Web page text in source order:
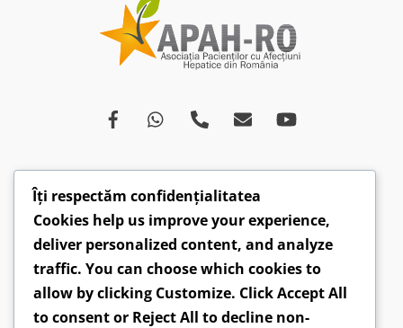
Despre Afecțiuni Ce spun medicii
Campanii
Drepturi
Susținători Opinii
Video
Articole
Comunicate
CONTACT: hepatobv@gmail.com | 0721 304 160 |
Faceboook.com/hepatoromania |GDPR
Îți respectăm confidențialitatea
Cookies help us improve your experience,
deliver personalized content, and analyze
traffic. You can choose which cookies to
allow by clicking Customize. ClickAccept All
to consent or Reject All to decline non-